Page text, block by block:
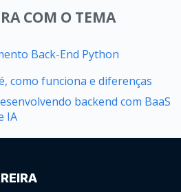
COM O TEMA
Back-End Python
como funciona e diferenças
backend com BaaS
IA